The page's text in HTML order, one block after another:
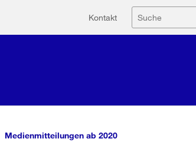
Kontakt Suche
Medienmitteilungen ab 2020